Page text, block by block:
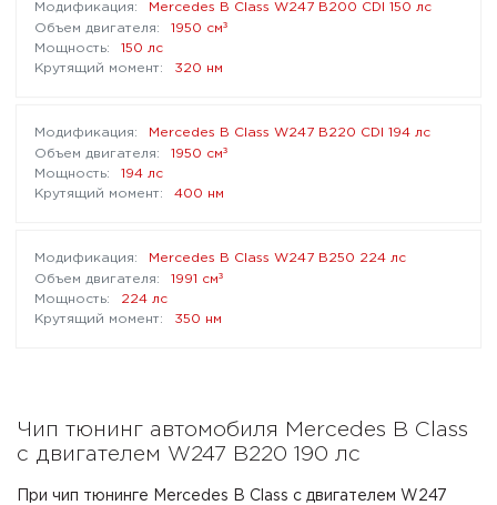
Mercedes B Class W247 B200 CDI 150 лс
1950 см³
150 лс
320 нм
Mercedes B Class W247 B220 CDI 194 лс
1950 см³
194 лс
400 нм
Mercedes B Class W247 B250 224 лс
1991 см³
224 лс
350 нм
Чип тюнинг автомобиля Mercedes B Class
с двигателем W247 B220 190 лс
При чип тюнинге Mercedes B Class с двигателем W247